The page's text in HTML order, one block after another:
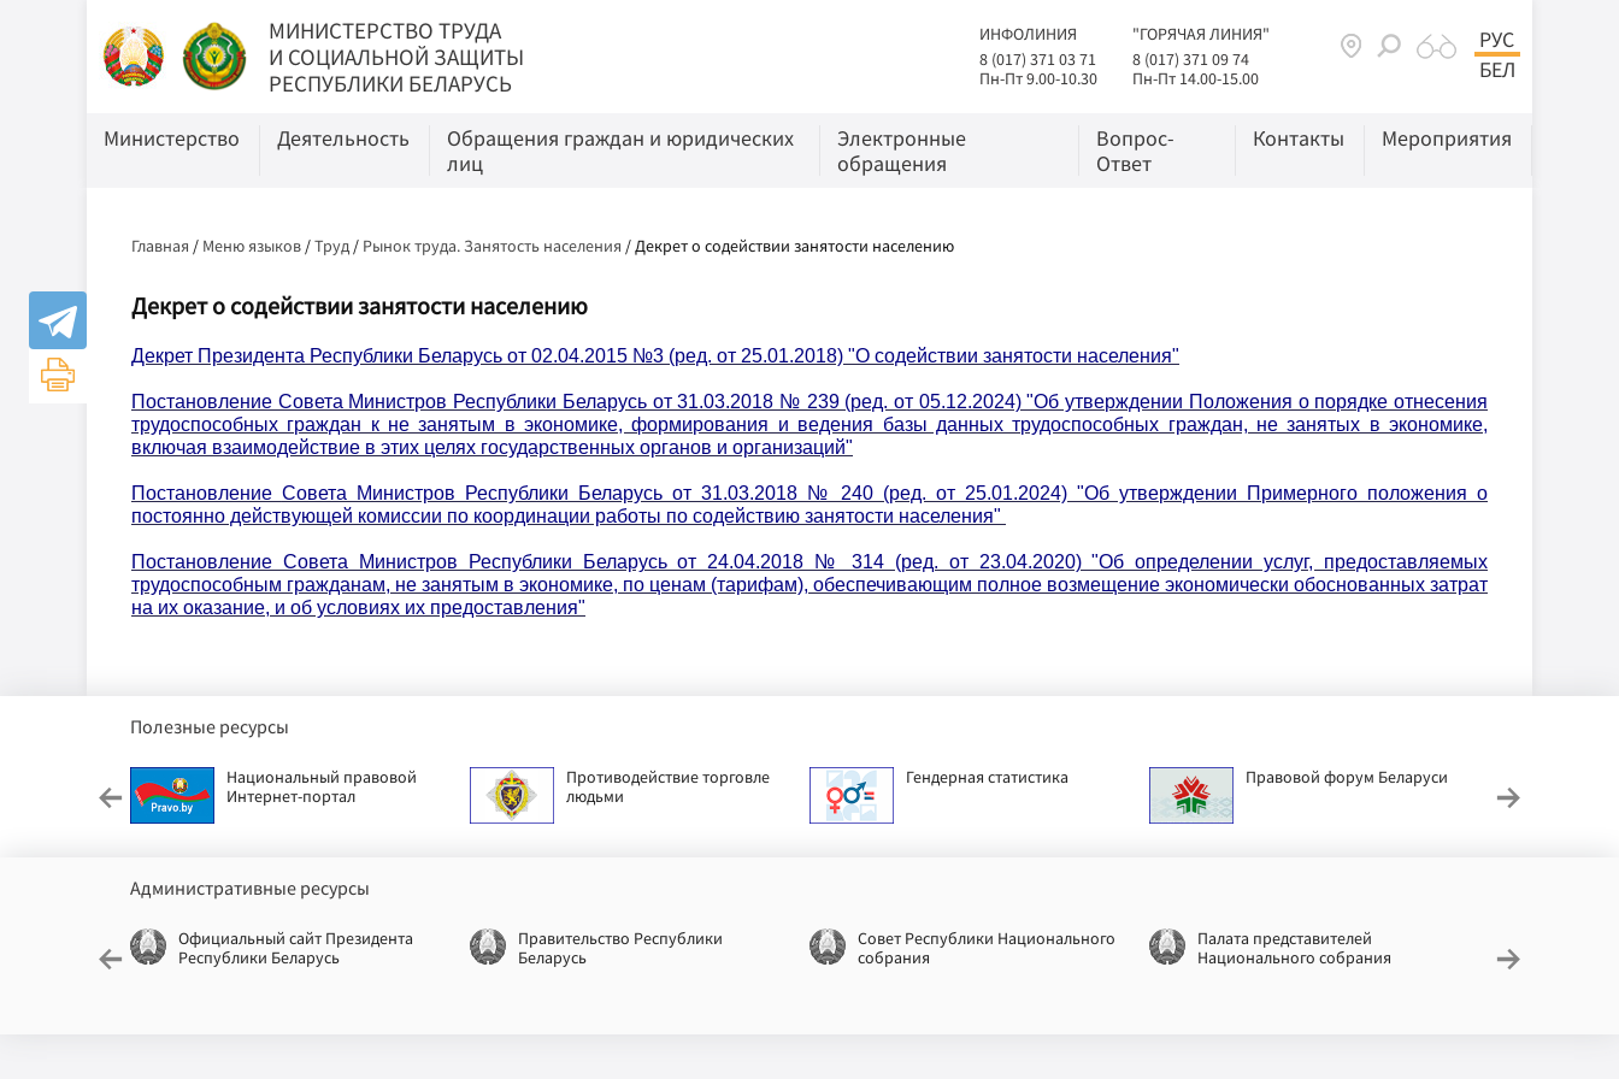
МИНИСТЕРСТВО ТРУДА
И СОЦИАЛЬНОЙ ЗАЩИТЫ
РЕСПУБЛИКИ БЕЛАРУСЬ
ИНФОЛИНИЯ
8 (017) 371 03 71
Пн-Пт 9.00-10.30
"ГОРЯЧАЯ ЛИНИЯ"
8 (017) 371 09 74
Пн-Пт 14.00-15.00
РУС
БЕЛ
Министерство Деятельность
Обращения граждан и юридических
лиц
Электронные
обращения
Вопрос-
Ответ
Контакты Мероприятия
Главная / Меню языков /Труд/ Рынок труда. Занятость населения /Декрет о содействии занятости населению
Декрет о содействии занятости населению
Декрет Президента Республики Беларусь от 02.04.2015 №3 (ред. от 25.01.2018) "О содействии занятости населения"
Постановление Совета Министров Республики Беларусь от 31.03.2018 № 239 (ред. от 05.12.2024) "Об утверждении Положения о порядке отнесения
трудоспособных граждан к не занятым в экономике, формирования и ведения базы данных трудоспособных граждан, не занятых в экономике,
включая взаимодействие в этих целях государственных органов и организаций"
Постановление Совета Министров Республики Беларусь от 31.03.2018 № 240 (ред. от 25.01.2024) "Об утверждении Примерного положения о
постоянно действующей комиссии по координации работы по содействию занятости населения"
Постановление Совета Министров Республики Беларусь от 24.04.2018 № 314 (ред. от 23.04.2020) "Об определении услуг, предоставляемых
трудоспособным гражданам, не занятым в экономике, по ценам (тарифам), обеспечивающим полное возмещение экономически обоснованных затрат
на их оказание, и об условиях их предоставления"
Полезные ресурсы
Национальный правовой
Интернет-портал
Противодействие торговле
людьми
Гендерная статистика Правовой форум Беларуси
Административные ресурсы
Официальный сайт Президента
Республики Беларусь
Правительство Республики
Беларусь
Совет Республики Национального
собрания
Палата представителей
Национального собрания